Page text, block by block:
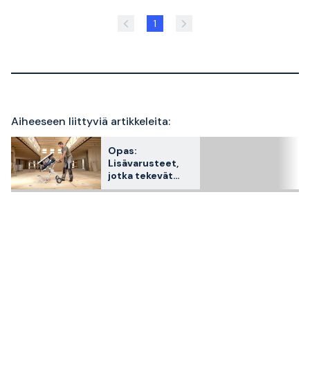
1
Aiheeseen liittyviä artikkeleita:
Opas:
Lisävarusteet,
jotka tekevät
pöytäpyörösahas